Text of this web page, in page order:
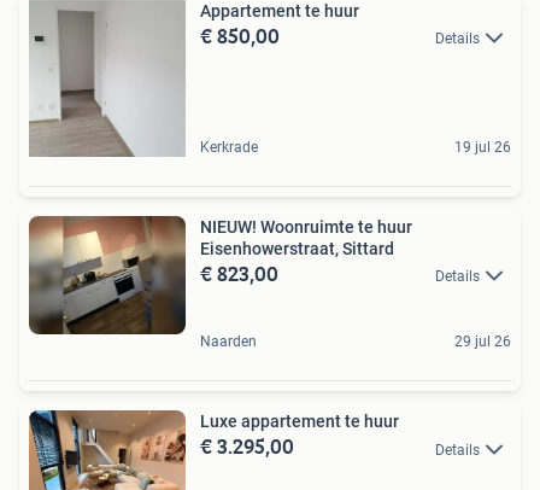
Appartement te huur
€ 850,00 Details
Kerkrade 19 jul 26
NIEUW! Woonruimte te huur
Eisenhowerstraat, Sittard
€ 823,00 Details
Naarden 29 jul 26
Luxe appartement te huur
€ 3.295,00 Details